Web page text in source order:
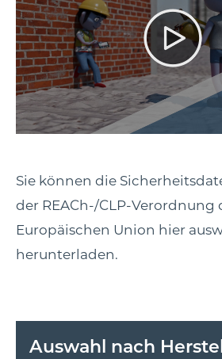
Sie können die
der REACh-/CLP-Verordnung
Europäischen Union hier
herunterladen.
Auswahl nach